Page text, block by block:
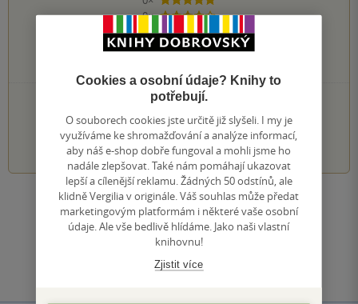
0×
4 hvězdičky
0×
3 hvězdičky
0×
2 hvězdičky
PŘIDEJTE SVÉ HODNOCENÍ KNIHY
1 2 3 4 5
Zobrazit všechna hodnocení
Přidat hodnocení
Cookies a osobní údaje? Knihy to
potřebují.
O souborech cookies jste určitě již slyšeli. I my je
využíváme ke shromažďování a analýze informací,
aby náš e-shop dobře fungoval a mohli jsme ho
nadále zlepšovat. Také nám pomáhají ukazovat
lepší a cílenější reklamu. Žádných 50 odstínů, ale
klidně Vergilia v originále. Váš souhlas může předat
marketingovým platformám i některé vaše osobní
údaje. Ale vše bedlivě hlídáme. Jako naši vlastní
knihovnu!
Zjistit více